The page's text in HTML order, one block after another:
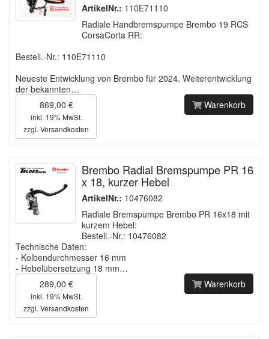
ArtikelNr.: 110E71110
Radiale Handbremspumpe Brembo 19 RCS
CorsaCorta RR:
Bestell.-Nr.: 110E71110
Neueste Entwicklung von Brembo für 2024. Weiterentwicklung
der bekannten…
869,00 €
inkl. 19% MwSt.
zzgl. Versandkosten
Warenkorb
Brembo Radial Bremspumpe PR 16
x 18, kurzer Hebel
ArtikelNr.: 10476082
Radiale Bremspumpe Brembo PR 16x18 mit
kurzem Hebel:
Bestell.-Nr.: 10476082
Technische Daten:
- Kolbendurchmesser 16 mm
- Hebelübersetzung 18 mm…
289,00 €
inkl. 19% MwSt.
zzgl. Versandkosten
Warenkorb